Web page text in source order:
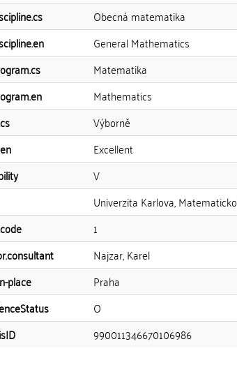
Obecná matematika
General Mathematics
Matematika
Mathematics
Výborně
Excellent
V
Univerzita Karlova,
1
Najzar, Karel
place
Praha
O
990011346670106986